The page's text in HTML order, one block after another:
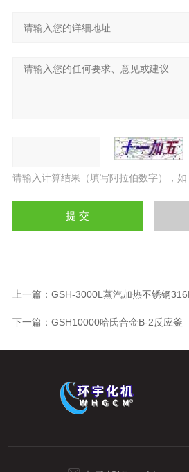
请输入计算结果（填写阿拉伯数字），
上一篇： GSH-3000L蒸汽加热不锈钢
下一篇： GSH10000哈氏合金B-2反应釜